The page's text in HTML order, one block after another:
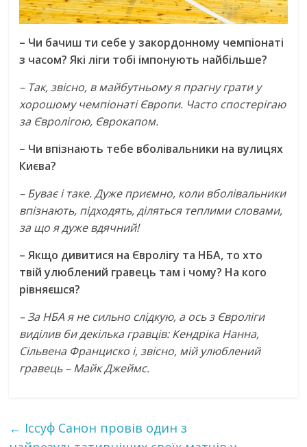
– Чи бачиш ти себе у закордонному чемпіонаті
з часом? Які ліги тобі імпонують найбільше?
– Так, звісно, в майбутньому я прагну грати у
хорошому чемпіонаті Європи. Часто спостерігаю
за Євролігою, Єврокапом.
– Чи впізнають тебе вболівальники на вулицях
Києва?
– Буває і таке. Дуже приємно, коли вболівальники
впізнають, підходять, діляться теплими словами,
за що я дуже вдячний!
– Якщо дивитися на Євролігу та НБА, то хто
твій улюблений гравець там і чому? На кого
рівняєшся?
– За НБА я не сильно слідкую, а ось з Євроліги
виділив би декілька гравців: Кендріка Нанна,
Сільвена Франциско і, звісно, мій улюблений
гравець – Майк Джеймс.
← Іссуф Санон провів один з